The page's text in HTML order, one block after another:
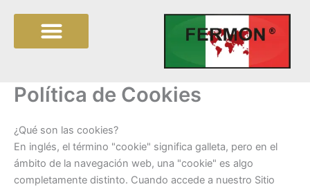
contenido
Política de Cookies
¿Qué son las cookies?
En inglés, el término "cookie" significa galleta, pero en el
ámbito de la navegación web, una "cookie" es algo
completamente distinto. Cuando accede a nuestro Sitio